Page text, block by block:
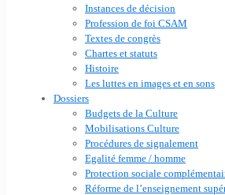
Instances de décision
Profession de foi CSAM
Textes de congrès
Chartes et statuts
Histoire
Les luttes en images et en sons
Dossiers
Budgets de la Culture
Mobilisations Culture
Procédures de signalement
Egalité femme / homme
Protection sociale
Réforme de l’enseignement